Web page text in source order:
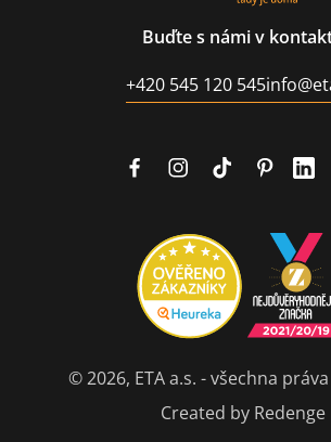
Buďte s námi v
+420 545 120 545
© 2026, ETA a.s. - všechna
Created by Redenge